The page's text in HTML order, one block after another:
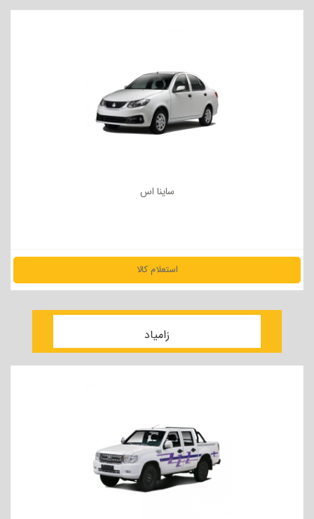
مشاهده جزئیات
ساینا اس
استعلام کالا
زامیاد